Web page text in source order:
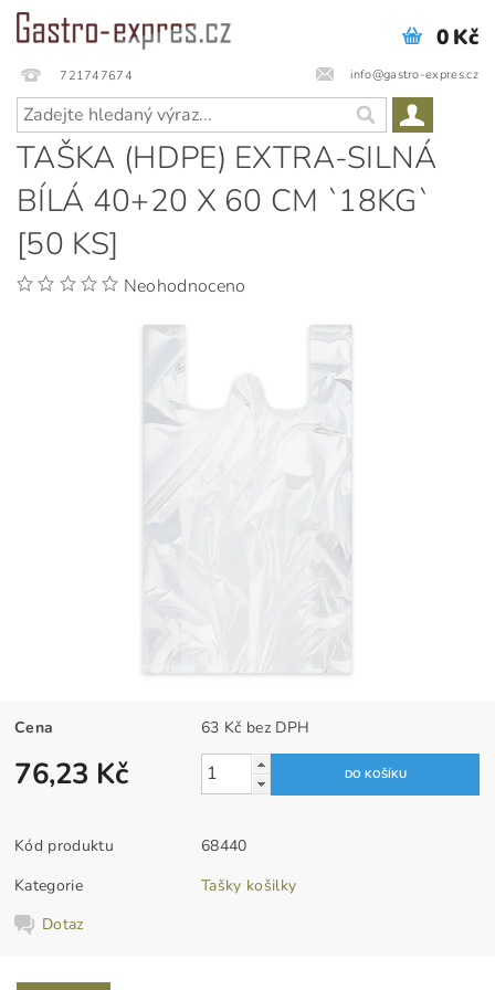
721747674 info@gastro-expres.cz
0 Kč
TAŠKA (HDPE) EXTRA-SILNÁ
BÍLÁ 40+20 X 60 CM `18KG`
[50 KS]
Neohodnoceno
Cena 63 Kč bez DPH
76,23 Kč
Kód produktu
68440
Kategorie
Tašky košilky
Dotaz